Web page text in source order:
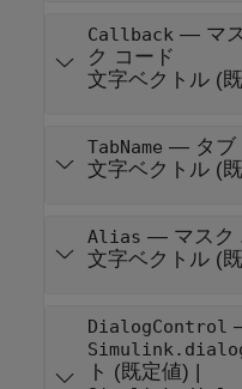
Callback — マ
ク コード
文字ベクトル(
TabName — タ
文字ベクトル(
Alias — マスク
文字ベクトル(
DialogControl
ト (既定値) |